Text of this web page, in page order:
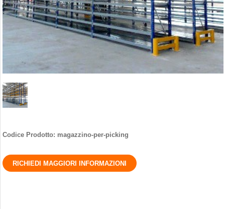
Codice Prodotto: magazzino-per-picking
RICHIEDI MAGGIORI INFORMAZIONI